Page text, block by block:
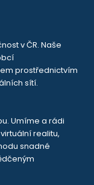
v ČR. Naše
prostřednictvím
sítí.
Umíme a rádi
realitu,
snadné